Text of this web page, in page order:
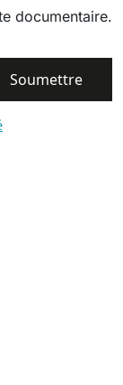
documentaire.